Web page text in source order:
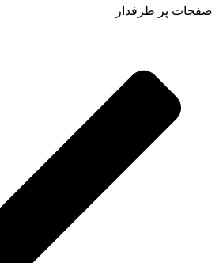
صفحات پر طرفدار